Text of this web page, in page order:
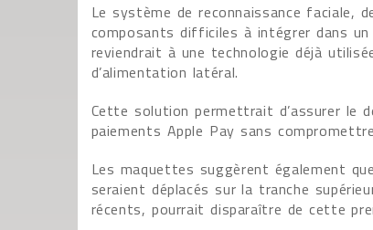
Le système de reconnaissance faciale,
composants difficiles à intégrer dans
reviendrait à une technologie déjà
d’alimentation latéral.
Cette solution permettrait d’assurer le
paiements Apple Pay sans
Les maquettes suggèrent également
seraient déplacés sur la tranche
récents, pourrait disparaître de cette